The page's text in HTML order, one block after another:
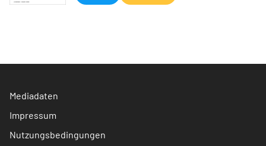
Mediadaten
Impressum
Nutzungsbedingungen